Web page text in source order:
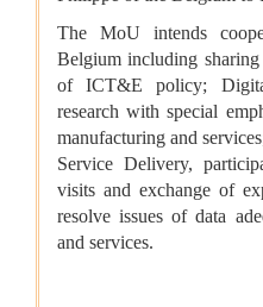
आयुर्वेद पर्यटन के लिए केरल एक
आयुष औषधियों का मानकीकरण
महिलाओं के लिए आयुष स्वास्थ्य
जनजातीय क्षेत्रों में आयुष स्वास्थ्य
सोवा-रिग्पा को वैश्विक स्तर पर
प्रणाली के रूप में उभरना चाहिए:
कृषि एवं किसान कल्‍याण मंत्रालय